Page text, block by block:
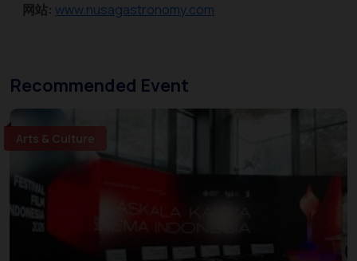
网站: www.nusagastronomy.com
Recommended Event
Arts & Culture